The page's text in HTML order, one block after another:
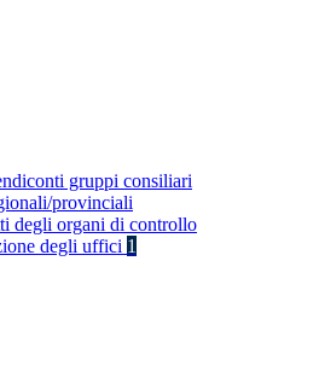
gruppi consiliari
provinciali
degli organi di controllo
degli uffici 1